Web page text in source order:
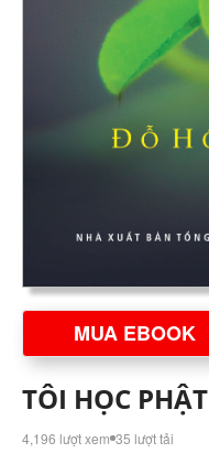
MUA EBOOK
TÔI HỌC PHẬT
4,196 lượt xem 35 lượt tải